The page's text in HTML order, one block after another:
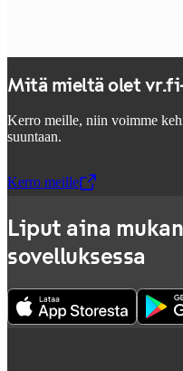
Mitä mieltä olet
Kerro meille, niin voimme
suuntaan.
Kerro meille
,Avataan uudessa välilehdessä
Liput aina
sovelluksessa